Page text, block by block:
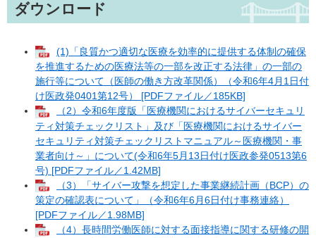
ダウンロード
(1)「良質かつ適切な医療を効率的に提供する体制の確保
を推進するための医療法等の一部を改正する法律」の一部の
施行等について（医師の働き方改革関係）（令和6年4月1日付
け医政発0401第12号） [PDFファイル／185KB]
（2）令和6年度版「医療機関におけるサイバーセキュリ
ティ対策チェックリスト」及び「医療機関におけるサイバー
セキュリティ対策チェックリストマニュアル～医療機関・事
業者向け～」について(令和6年5月13日付け医政参発0513第6
号) [PDFファイル／1.42MB]
（3）「サイバー攻撃を想定した事業継続計画（BCP）の
策定の確認表について」（令和6年6月6日付け事務連絡）
[PDFファイル／1.98MB]
（4）長時間労働医師に対する面接指導に関する研修の開